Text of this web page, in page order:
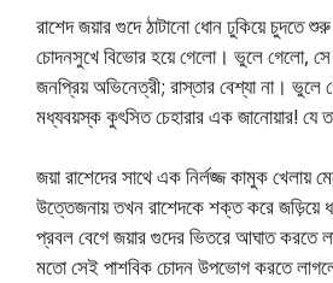
রাশেদ জয়ার গুদে ঠাটানো ধোন ঢুকিয়ে চুদতে
চোদনসুখে বিভোর হয়ে গেলো। ভুলে গেলো,
জনপ্রিয় অভিনেত্রী; রাস্তার বেশ্যা না। ভুলে
মধ্যবয়স্ক কুৎসিত চেহারার এক জানোয়ার! যে
জয়া রাশেদের সাথে এক নির্লজ্জ কামুক খেলায়
উত্তেজনায় তখন রাশেদকে শক্ত করে জড়িয়ে
প্রবল বেগে জয়ার গুদের ভিতরে আঘাত করতে
মতো সেই পাশবিক চোদন উপভোগ করতে